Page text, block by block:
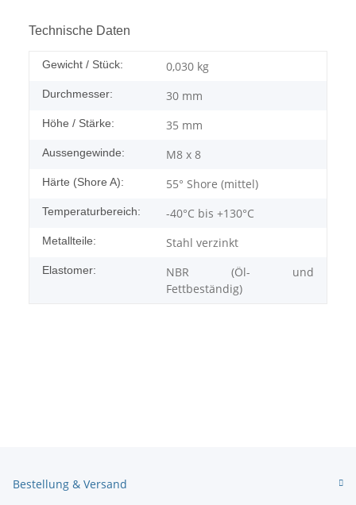
Technische Daten
Gewicht / Stück: 0,030 kg
Durchmesser: 30 mm
Höhe / Stärke: 35 mm
Aussengewinde: M8 x 8
Härte (Shore A): 55° Shore (mittel)
Temperaturbereich: -40°C bis +130°C
Metallteile: Stahl verzinkt
Elastomer:
NBR (Öl- und
Fettbeständig)
Bestellung & Versand